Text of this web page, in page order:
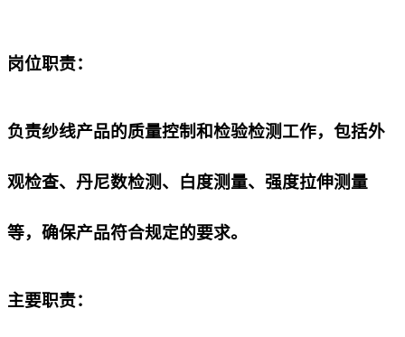
岗位职责：
负责纱线产品的质量控制和检验检测工作，包括外
观检查、丹尼数检测、白度测量、强度拉伸测量
等，确保产品符合规定的要求。
主要职责：